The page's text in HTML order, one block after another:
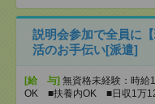
説明会参加で全員に
活のお手伝い[派遣]
[給 与] 無資格未経験：時
OK ■扶養内OK ■日収1万